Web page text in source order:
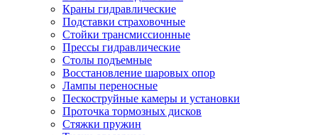
Краны гидравлические
Подставки страховочные
Стойки трансмиссионные
Прессы гидравлические
Столы подъемные
Восстановление шаровых опор
Лампы переносные
Пескоструйные камеры и установки
Проточка тормозных дисков
Стяжки пружин